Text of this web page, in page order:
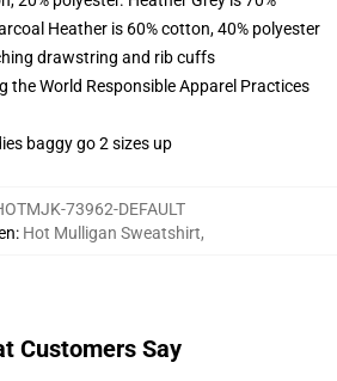
Heather is 60% cotton, 40% polyester
drawstring and rib cuffs
the World Responsible Apparel Practices
baggy go 2 sizes up
73962-DEFAULT
: Hot Mulligan Sweatshirt,
Customers Say